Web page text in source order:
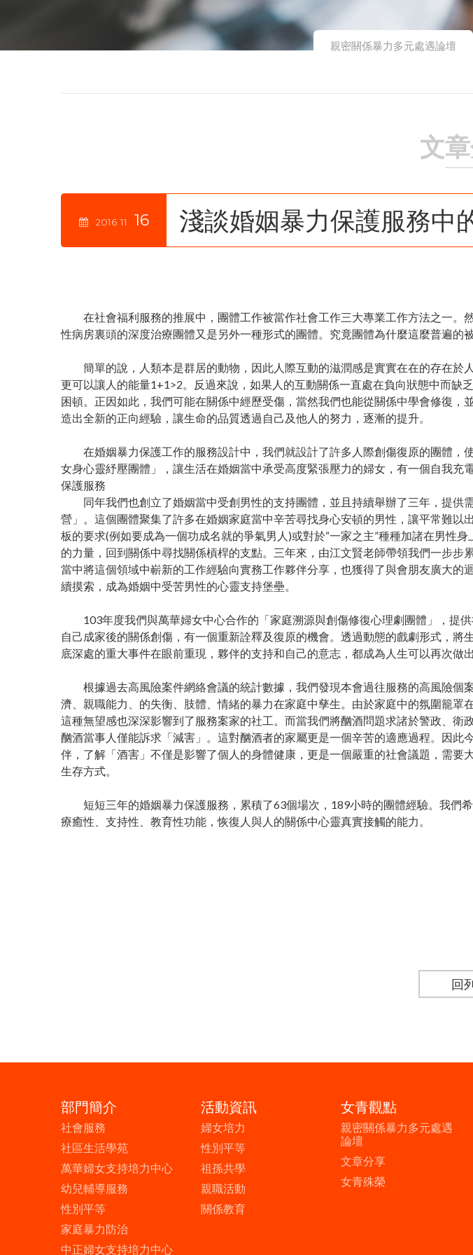
親密關係暴力多元處遇論壇
文
2016 11 16 淺談婚姻暴力保護服務中
在社會福利服務的推展中，團體工作被當作社會工作三大專業工作方法之一。
性病房裏頭的深度治療團體又是另外一種形式的團體。究竟團體為什麼這麼普遍
簡單的說，人類本是群居的動物，因此人際互動的滋潤感是實實在在的存在於
更可以讓人的能量1+1>2。反過來說，如果人的互動關係一直處在負向狀態中而
困頓。正因如此，我們可能在關係中經歷受傷，當然我們也能從關係中學會修復
造出全新的正向經驗，讓生命的品質透過自己及他人的努力，逐漸的提升。
在婚姻暴力保護工作的服務設計中，我們就設計了許多人際創傷復原的團體，
女身心靈紓壓團體」，讓生活在婚姻當中承受高度緊張壓力的婦女，有一個自我
保護服務
同年我們也創立了婚姻當中受創男性的支持團體，並且持續舉辦了三年，提供
營」。這個團體聚集了許多在婚姻家庭當中辛苦尋找身心安頓的男性，讓平常難
板的要求(例如要成為一個功成名就的爭氣男人)或對於“一家之主”種種加諸在男性
的力量，回到關係中尋找關係槓桿的支點。三年來，由江文賢老師帶領我們一步
當中將這個領域中嶄新的工作經驗向實務工作夥伴分享，也獲得了與會朋友廣大
續摸索，成為婚姻中受苦男性的心靈支持堡壘。
103年度我們與萬華婦女中心合作的「家庭溯源與創傷修復心理劇團體」，提
自己成家後的關係創傷，有一個重新詮釋及復原的機會。透過動態的戲劇形式，
底深處的重大事件在眼前重現，夥伴的支持和自己的意志，都成為人生可以再次做
根據過去高風險案件網絡會議的統計數據，我們發現本會過往服務的高風險個
濟、親職能力、的失衡、肢體、情緒的暴力在家庭中孳生。由於家庭中的氛圍籠
這種無望感也深深影響到了服務案家的社工。而當我們將酗酒問題求諸於警政、
酗酒當事人僅能訴求「減害」。這對酗酒者的家屬更是一個辛苦的適應過程。因
伴，了解「酒害」不僅是影響了個人的身體健康，更是一個嚴重的社會議題，需
生存方式。
短短三年的婚姻暴力保護服務，累積了63個場次，189小時的團體經驗。我們
療癒性、支持性、教育性功能，恢復人與人的關係中心靈真實接觸的能力。
回
部門簡介
社會服務
社區生活學苑
萬華婦女支持培力中心
幼兒輔導服務
性別平等
家庭暴力防治
中正婦女支持培力中心
活動資訊
婦女培力
性別平等
祖孫共學
親職活動
關係教育
女青觀點
親密關係暴力多元處遇
論壇
文章分享
女青殊榮